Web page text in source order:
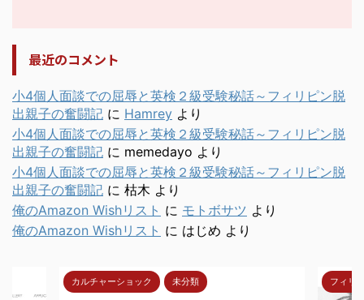
最近のコメント
小4個人面談での屈辱と英検２級受験秘話～フィリピン脱
出親子の奮闘記 に Hamrey より
小4個人面談での屈辱と英検２級受験秘話～フィリピン脱
出親子の奮闘記 に memedayo より
小4個人面談での屈辱と英検２級受験秘話～フィリピン脱
出親子の奮闘記 に 枯木 より
俺のAmazon Wishリスト に モトボサツ より
俺のAmazon Wishリスト に はじめ より
カルチャーショック 未分類 フィリ